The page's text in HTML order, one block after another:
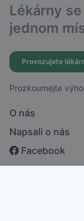
Lékárny
jednom
Provozujete
Prozkoumejte
O nás
Napsali o nás
Facebook
Zásady